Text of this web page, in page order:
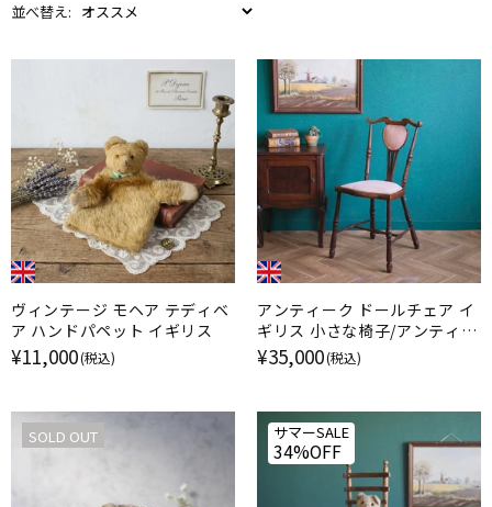
並べ替え:
ヴィンテージ モヘア テディベ
ア ハンドパペット イギリス
¥11,000(税込)
アンティーク ドールチェア イ
ギリス 小さな椅子/アンティー
ク家具
¥35,000(税込)
SOLD OUT サマーSALE
34%OFF